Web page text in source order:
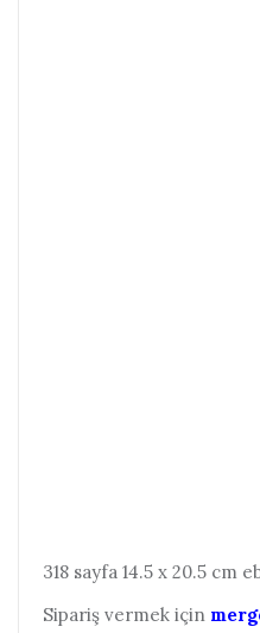
318 sayfa 14.5 x 20.5 cm
Sipariş vermek için